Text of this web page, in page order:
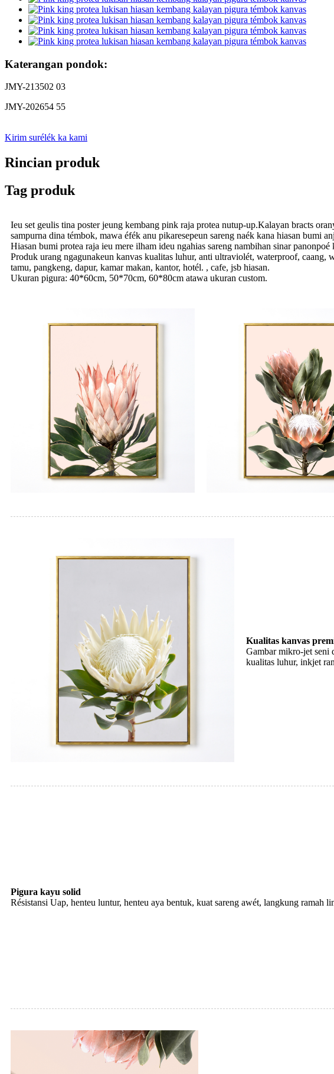
Katerangan pondok:
JMY-213502 03
JMY-202654 55
Kirim surélék ka kami
Rincian produk
Tag produk
Ieu set geulis tina poster jeung kembang pink raja protea nutup-up.Kalayan bracts
sampurna dina témbok, mawa éfék anu pikaresepeun sareng naék kana hiasan bumi
Hiasan bumi protea raja ieu mere ilham ideu ngahias sareng nambihan sinar
Produk urang ngagunakeun kanvas kualitas luhur, anti ultraviolét, waterproof,
tamu, pangkeng, dapur, kamar makan, kantor, hotél. , cafe, jsb hiasan.
Ukuran pigura: 40*60cm, 50*70cm, 60*80cm atawa ukuran custom.
Kualitas kanvas
Gambar mikro-jet seni
kualitas luhur, inkjet
Pigura kayu solid
Résistansi Uap, henteu luntur, henteu aya bentuk, kuat sareng awét, langkung ramah